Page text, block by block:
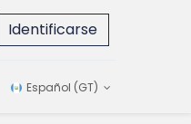
Identificarse
Español (GT)